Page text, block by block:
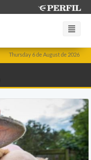
Thursday 6 de August de 2026